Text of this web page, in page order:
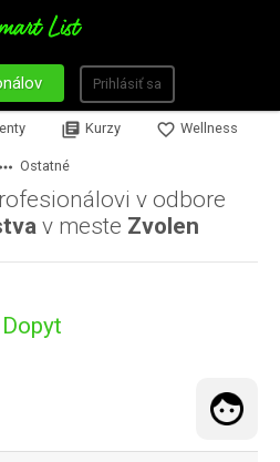
Prihlásiť sa
library_books Kurzy favorite_border Wellness
more_horiz Ostatné
v odbore
v meste Zvolen
Dopyt